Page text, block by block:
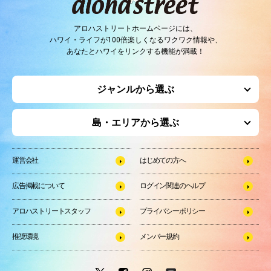
アロハストリートホームページには、
ハワイ・ライフが100倍楽しくなるワクワク情報や、
あなたとハワイをリンクする機能が満載！
ジャンルから選ぶ
島・エリアから選ぶ
運営会社 はじめての方へ
広告掲載について ログイン関連のヘルプ
アロハストリートスタッフ プライバシーポリシー
推奨環境 メンバー規約